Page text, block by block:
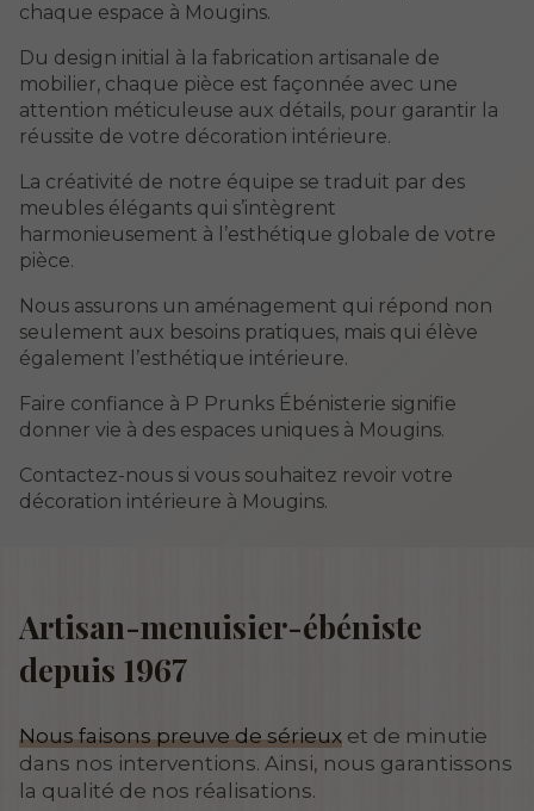
chaque espace à Mougins.
Du design initial à la fabrication artisanale de
mobilier, chaque pièce est façonnée avec une
attention méticuleuse aux détails, pour garantir la
réussite de votre décoration intérieure.
La créativité de notre équipe se traduit par des
meubles élégants qui s’intègrent
harmonieusement à l’esthétique globale de votre
pièce.
Nous assurons un aménagement qui répond non
seulement aux besoins pratiques, mais qui élève
également l’esthétique intérieure.
Faire confiance à P Prunks Ébénisterie signifie
donner vie à des espaces uniques à Mougins.
Contactez-nous si vous souhaitez revoir votre
décoration intérieure à Mougins.
Artisan-menuisier-ébéniste
depuis 1967
Nous faisons preuve de sérieux et de minutie
dans nos interventions. Ainsi, nous garantissons
la qualité de nos réalisations.